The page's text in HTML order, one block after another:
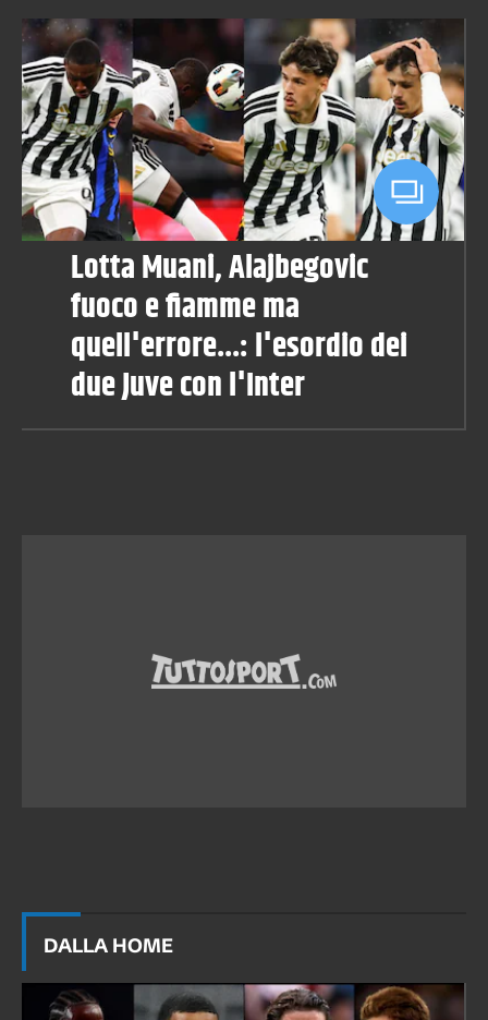
Lotta Muani, Alajbegovic
fuoco e fiamme ma
quell'errore...: l'esordio dei
due Juve con l'Inter
DALLA HOME